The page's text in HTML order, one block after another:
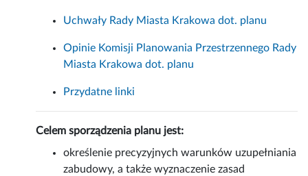
Uchwały Rady Miasta Krakowa dot. planu
Opinie Komisji Planowania Przestrzennego Rady
Miasta Krakowa dot. planu
Przydatne linki
Celem sporządzenia planu jest:
określenie precyzyjnych warunków uzupełniania
zabudowy, a także wyznaczenie zasad